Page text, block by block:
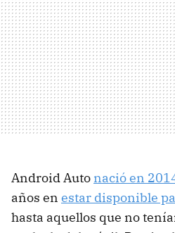
Android Auto nació en
años en estar disponible
hasta aquellos que no